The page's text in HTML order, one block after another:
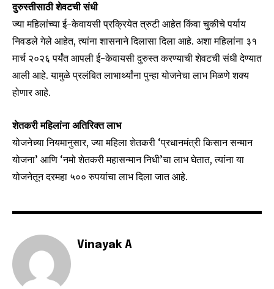
Join our community of
SUBSCRIBERS and be part of the
conversation.
To subscribe, simply enter your email address on our website
or click the subscribe button below. Don't worry, we respect
your privacy and won't spam your inbox. Your information is
6,300
Fans
दुरुस्तीसाठी शेवटची संधी
ज्या महिलांच्या ई-केवायसी प्रक्रियेत त्रुटी आहेत किंवा चुकीचे पर्याय
निवडले गेले आहेत, त्यांना शासनाने दिलासा दिला आहे. अशा महिलांना ३१
मार्च २०२६ पर्यंत आपली ई-केवायसी दुरुस्त करण्याची शेवटची संधी देण्यात
आली आहे. यामुळे प्रलंबित लाभार्थ्यांना पुन्हा योजनेचा लाभ मिळणे शक्य
होणार आहे.
शेतकरी महिलांना अतिरिक्त लाभ
योजनेच्या नियमानुसार, ज्या महिला शेतकरी ‘प्रधानमंत्री किसान सन्मान
योजना’ आणि ‘नमो शेतकरी महासन्मान निधी’चा लाभ घेतात, त्यांना या
योजनेतून दरमहा ५०० रुपयांचा लाभ दिला जात आहे.
Vinayak A